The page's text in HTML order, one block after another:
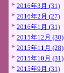
2016年3月 (31)
2016年2月 (27)
2016年1月 (31)
2015年12月 (30)
2015年11月 (28)
2015年10月 (31)
2015年9月 (31)